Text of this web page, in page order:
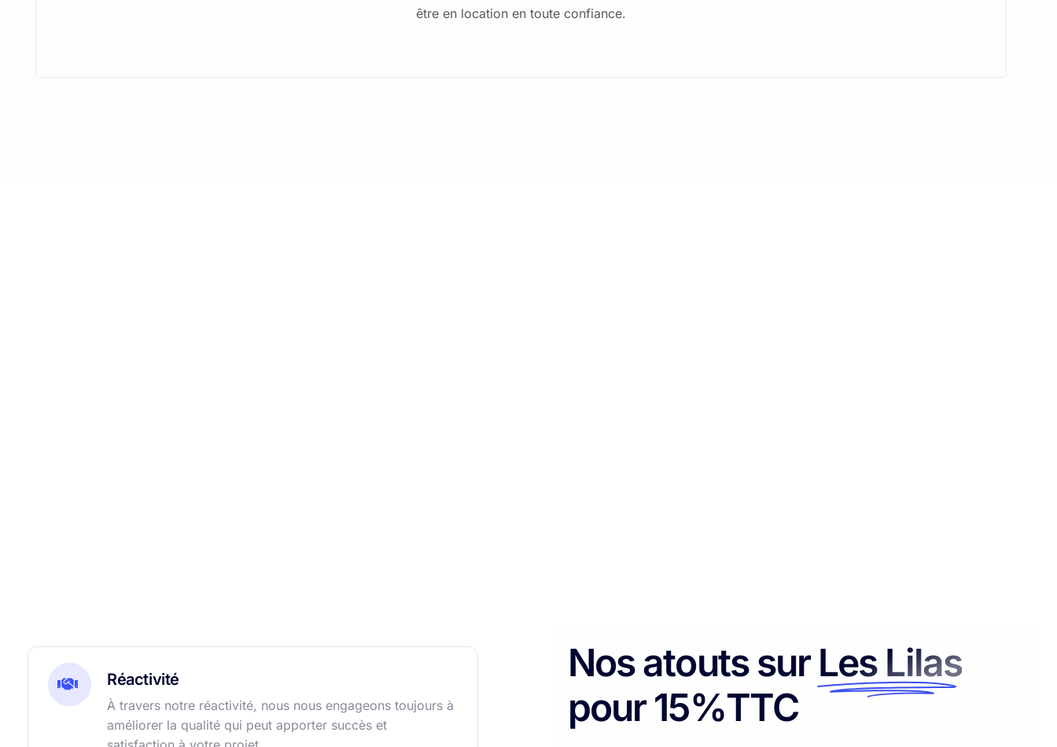
être en location en toute confiance.
Réactivité
À travers notre réactivité, nous nous engageons toujours à
améliorer la qualité qui peut apporter succès et
Nos atouts surLes Lilas
pour 15%TTC